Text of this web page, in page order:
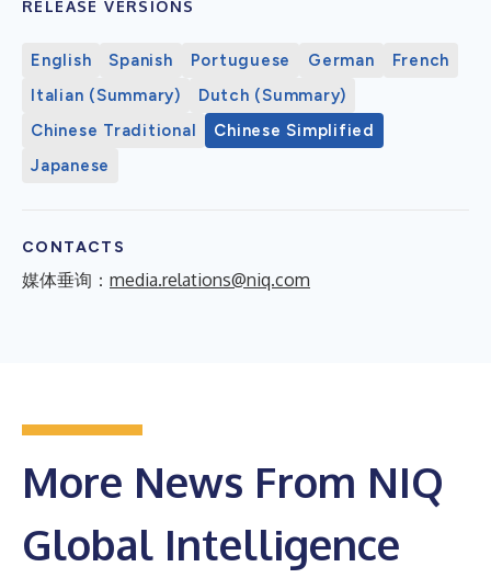
RELEASE VERSIONS
English Spanish Portuguese German
French
Italian (Summary)
Dutch (Summary)
Chinese Traditional
Chinese Simplified
Japanese
CONTACTS
媒体垂询： media.relations@niq.com
More News From NIQ
Global Intelligence